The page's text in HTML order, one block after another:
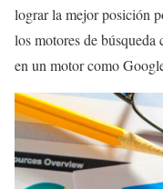
lograr la mejor posición
los motores de búsqueda
en un motor como